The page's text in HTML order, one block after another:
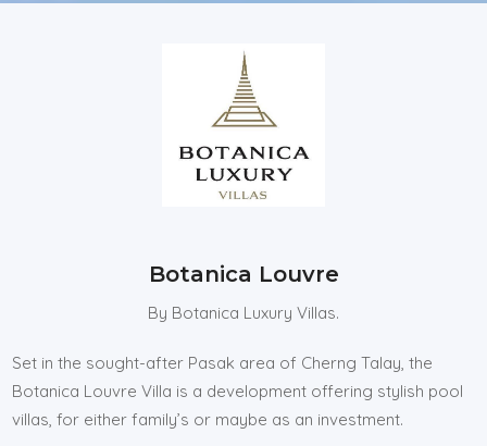
Botanica Louvre
By Botanica Luxury Villas.
Set in the sought-after Pasak area of Cherng Talay, the
Botanica Louvre Villa is a development offering stylish pool
villas, for either family’s or maybe as an investment.